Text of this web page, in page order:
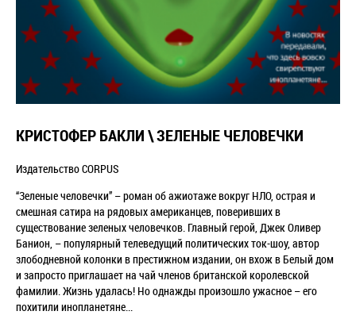
КРИСТОФЕР БАКЛИ \ ЗЕЛЕНЫЕ ЧЕЛОВЕЧКИ
Издательство CORPUS
“Зеленые человечки” – роман об ажиотаже вокруг НЛО, острая и
смешная сатира на рядовых американцев, поверивших в
существование зеленых человечков. Главный герой, Джек Оливер
Банион, – популярный телеведущий политических ток-шоу, автор
злободневной колонки в престижном издании, он вхож в Белый дом
и запросто приглашает на чай членов британской королевской
фамилии. Жизнь удалась! Но однажды произошло ужасное – его
похитили инопланетяне...